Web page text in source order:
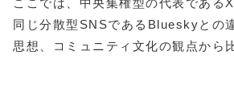
同じ分散型SNSであるBlueskyとの
思想、コミュニティ文化の観点から